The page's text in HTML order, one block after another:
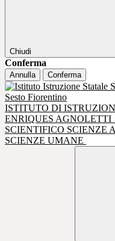
Chiudi
Conferma
Annulla Conferma
ISTITUTO DI
ENRIQUES AGNOLETTI
SCIENTIFICO SCIENZE
SCIENZE UMANE